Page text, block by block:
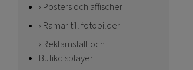
Posters och affischer
Ramar till fotobilder
Reklamställ och
Butikdisplayer